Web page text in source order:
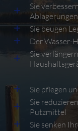
Sie
Ablagerungen
Sie beugen
Der Wasser-
Sie
Sie pflegen
Sie
Putzmittel
Sie senken